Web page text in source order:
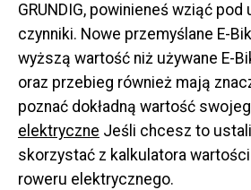
GRUNDIG, powinieneś wziąć
czynniki. Nowe przemyślane E-
wyższą wartość niż używane E-
oraz przebieg również mają
poznać dokładną wartość
elektryczne Jeśli chcesz to
skorzystać z kalkulatora
roweru elektrycznego.